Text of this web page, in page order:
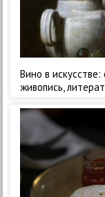
Вино в
живопись,